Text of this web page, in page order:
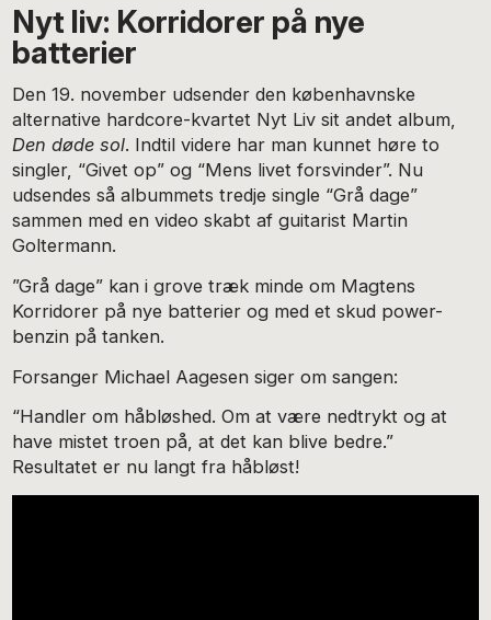
Nyt liv: Korridorer på nye
batterier
Den 19. november udsender den københavnske
alternative hardcore-kvartet Nyt Liv sit andet album,
Den døde sol. Indtil videre har man kunnet høre to
singler, “Givet op” og “Mens livet forsvinder”. Nu
udsendes så albummets tredje single “Grå dage”
sammen med en video skabt af guitarist Martin
Goltermann.
”Grå dage” kan i grove træk minde om Magtens
Korridorer på nye batterier og med et skud power-
benzin på tanken.
Forsanger Michael Aagesen siger om sangen:
“Handler om håbløshed. Om at være nedtrykt og at
have mistet troen på, at det kan blive bedre.”
Resultatet er nu langt fra håbløst!